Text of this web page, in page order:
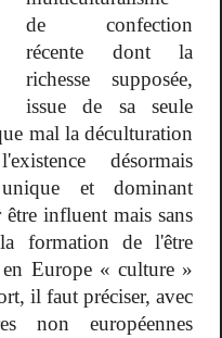
de confection
récente dont la
richesse supposée,
issue de sa seule
mal la déculturation
désormais
et dominant
influent mais sans
formation de l'être
Europe « culture »
il faut préciser, avec
non européennes